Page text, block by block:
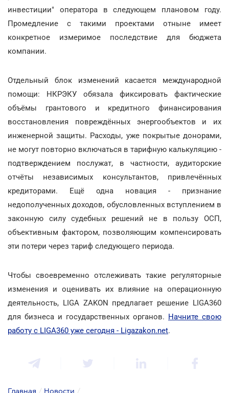
инвестиции" оператора в следующем плановом году.
Промедление с такими проектами отныне имеет
конкретное измеримое последствие для бюджета
компании.
Отдельный блок изменений касается международной
помощи: НКРЭКУ обязала фиксировать фактические
объёмы грантового и кредитного финансирования
восстановления повреждённых энергообъектов и их
инженерной защиты. Расходы, уже покрытые донорами,
не могут повторно включаться в тарифную калькуляцию -
подтверждением послужат, в частности, аудиторские
отчёты независимых консультантов, привлечённых
кредиторами. Ещё одна новация - признание
недополученных доходов, обусловленных вступлением в
законную силу судебных решений не в пользу ОСП,
объективным фактором, позволяющим компенсировать
эти потери через тариф следующего периода.
Чтобы своевременно отслеживать такие регуляторные
изменения и оценивать их влияние на операционную
деятельность, LIGA ZAKON предлагает решение LIGA360
для бизнеса и государственных органов. Начните свою
работу с LIGA360 уже сегодня - Ligazakon.net.
Главная / Новости /